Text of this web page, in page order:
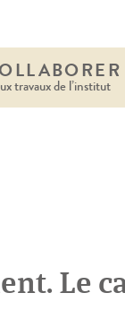
travaux de l’institut
Le